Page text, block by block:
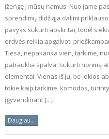
įžengę į mūsų namus. Nuo jame
sprendimų didžiąja dalimi
pavyks sukurti apskritai, todėl
erdvės reikia apgalvoti
Tiesa, nepakanka vien, tarkime,
patrauklia spalva. Sukurti norimą
elementai. Vienas iš jų, be jokios
tokie kaip tarkime, komodos,
įgyvendinant [...]
Daugiau...